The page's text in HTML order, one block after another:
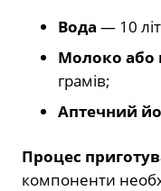
Вода — 10
Молоко або
грамів;
Аптечний
Процес
компоненти